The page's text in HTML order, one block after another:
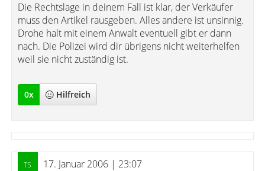
Die Rechtslage in deinem Fall ist klar, der Verkäufer
muss den Artikel rausgeben. Alles andere ist unsinnig.
Drohe halt mit einem Anwalt eventuell gibt er dann
nach. Die Polizei wird dir übrigens nicht weiterhelfen
weil sie nicht zuständig ist.
0x Hilfreich
17. Januar 2006 | 23:07